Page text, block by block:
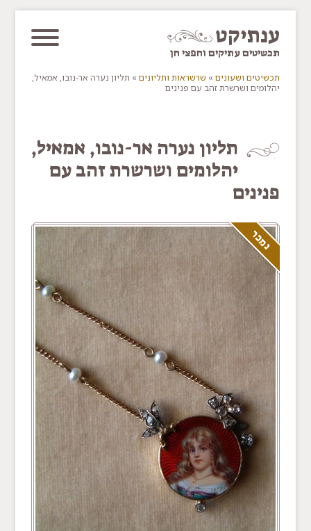
ענתיקט
תכשיטים עתיקים וחפצי חן
You are here
תכשיטים ושעונים » שרשראות ותליונים » תליון נערה אר-נובו, אמאיל,
יהלומים ושרשרת זהב עם פנינים
תליון נערה אר-נובו, אמאיל,
יהלומים ושרשרת זהב עם
פנינים
נמכר